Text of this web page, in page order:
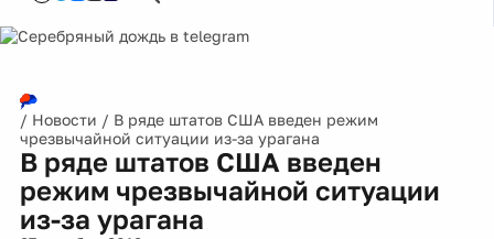
/ Новости / В ряде штатов США введен режим
чрезвычайной ситуации из-за урагана
В ряде штатов США введен
режим чрезвычайной ситуации
из-за урагана